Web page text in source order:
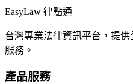
EasyLaw 律點通
台灣專業法律資訊平台，提
服務。
產品服務